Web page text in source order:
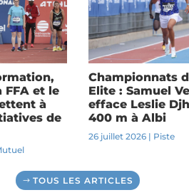
FFA et le
à
de
Championnats
Elite : Samuel
efface Leslie
400 m à Albi
26 juillet 2026 | Piste
TOUS LES ARTICLES